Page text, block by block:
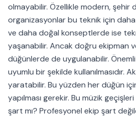
olmayabilir. Özellikle modern, şehir
organizasyonlar bu teknik için daha
ve daha doğal konseptlerde ise
yaşanabilir. Ancak doğru ekipman
düğünlerde de uygulanabilir.
uyumlu bir şekilde kullanılmasıdır.
yaratabilir. Bu yüzden her düğün
yapılması gerekir. Bu müzik
şart mı? Profesyonel ekip şart